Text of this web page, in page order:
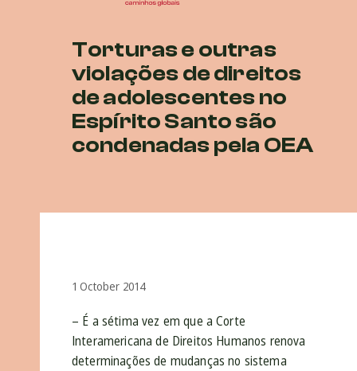
Torturas e outras
violações de direitos
de adolescentes no
Espírito Santo são
condenadas pela OEA
1 October 2014
– É a sétima vez em que a Corte
Interamericana de Direitos Humanos renova
determinações de mudanças no sistema